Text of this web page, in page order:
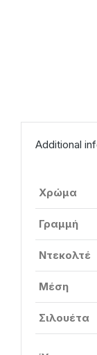
Additional
Χρώμα
Γραμμή
Ντεκολτέ
Μέση
Σιλουέτα